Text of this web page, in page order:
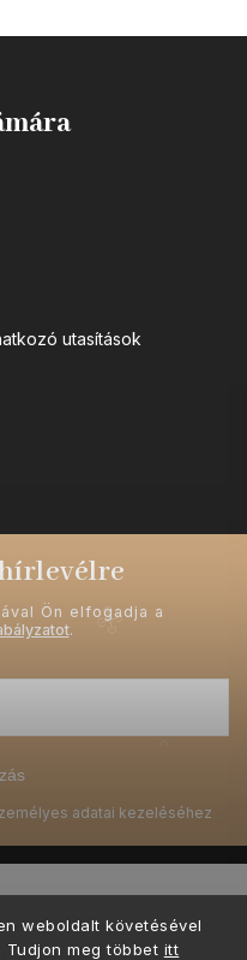
weboldalt követésével
meg többet itt
utasítások
Ön elfogadja a
.